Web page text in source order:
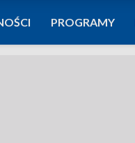
PROGRAMY